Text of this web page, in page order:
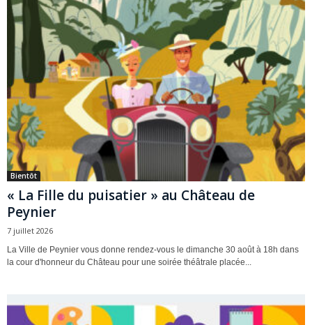
Bientôt
« La Fille du puisatier » au Château de
Peynier
7 juillet 2026
La Ville de Peynier vous donne rendez-vous le dimanche 30 août à 18h dans
la cour d'honneur du Château pour une soirée théâtrale placée...